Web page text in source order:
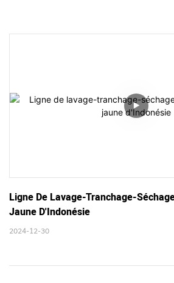
Ligne De Lavage-Tranchage-
Jaune D'Indonésie
2024-12-30